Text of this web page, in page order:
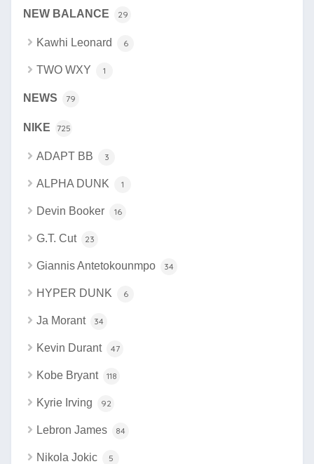
NEW BALANCE 29
Kawhi Leonard 6
TWO WXY 1
NEWS 79
NIKE 725
ADAPT BB 3
ALPHA DUNK 1
Devin Booker 16
G.T. Cut 23
Giannis Antetokounmpo 34
HYPER DUNK 6
Ja Morant 34
Kevin Durant 47
Kobe Bryant 118
Kyrie Irving 92
Lebron James 84
Nikola Jokic 5